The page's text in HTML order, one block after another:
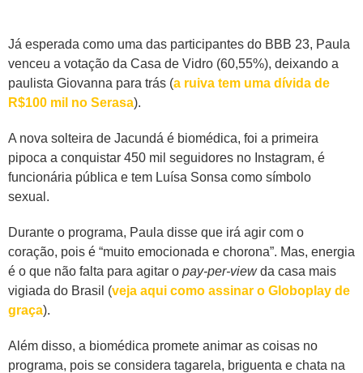
Já esperada como uma das participantes do BBB 23, Paula
venceu a votação da Casa de Vidro (60,55%), deixando a
paulista Giovanna para trás (a ruiva tem uma dívida de
R$100 mil no Serasa).
A nova solteira de Jacundá é biomédica, foi a primeira
pipoca a conquistar 450 mil seguidores no Instagram, é
funcionária pública e tem Luísa Sonsa como símbolo
sexual.
Durante o programa, Paula disse que irá agir com o
coração, pois é “muito emocionada e chorona”. Mas, energia
é o que não falta para agitar o pay-per-viewda casa mais
vigiada do Brasil (veja aqui como assinar o Globoplay de
graça).
Além disso, a biomédica promete animar as coisas no
programa, pois se considera tagarela, briguenta e chata na